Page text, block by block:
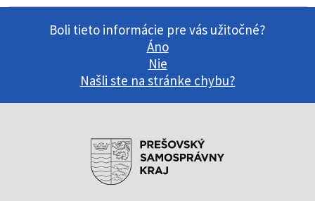
Boli tieto informácie pre vás užitočné?
Áno
Nie
Našli ste na stránke chybu?